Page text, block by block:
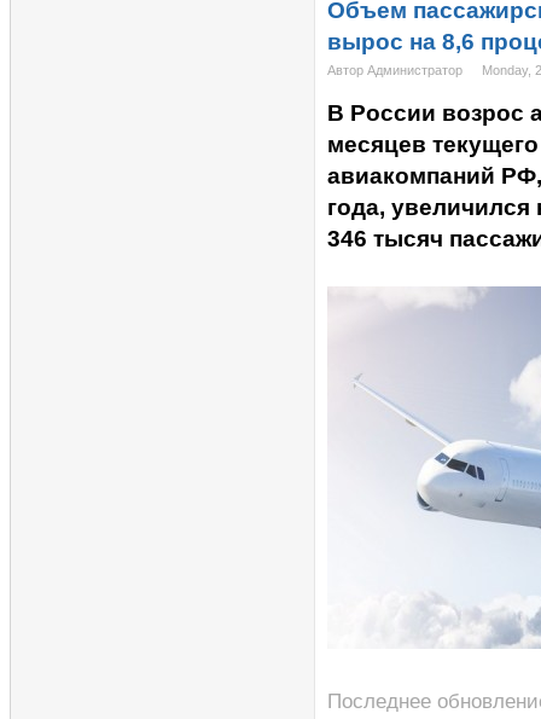
Объем
вырос на 8,6
Автор Администратор Monday,
В России возрос
месяцев
авиакомпаний
года, увеличился
346 тысяч
Последнее